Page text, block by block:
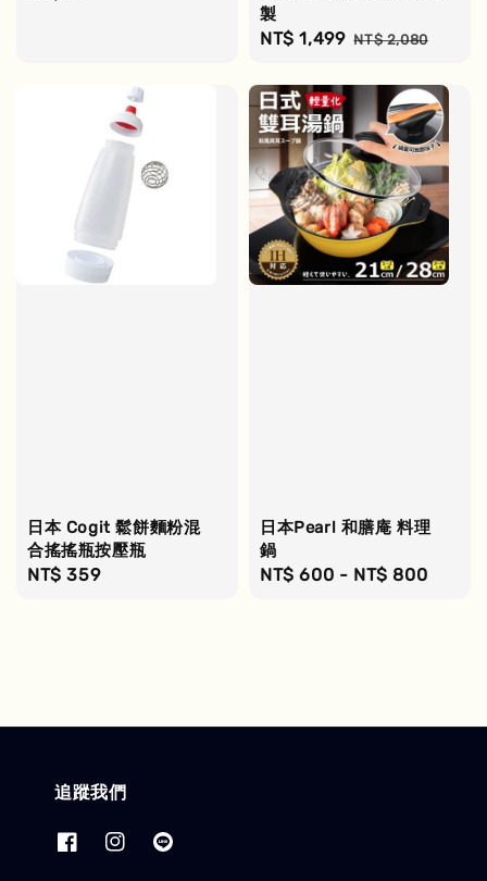
製
Sale
NT$ 1,499 Regular
NT$ 2,080
日本 Cogit 鬆餅麵粉混
合搖搖瓶按壓瓶
Regular
NT$ 359
日本Pearl 和膳庵 料理
鍋
Regular
NT$ 600 - NT$ 800
追蹤我們